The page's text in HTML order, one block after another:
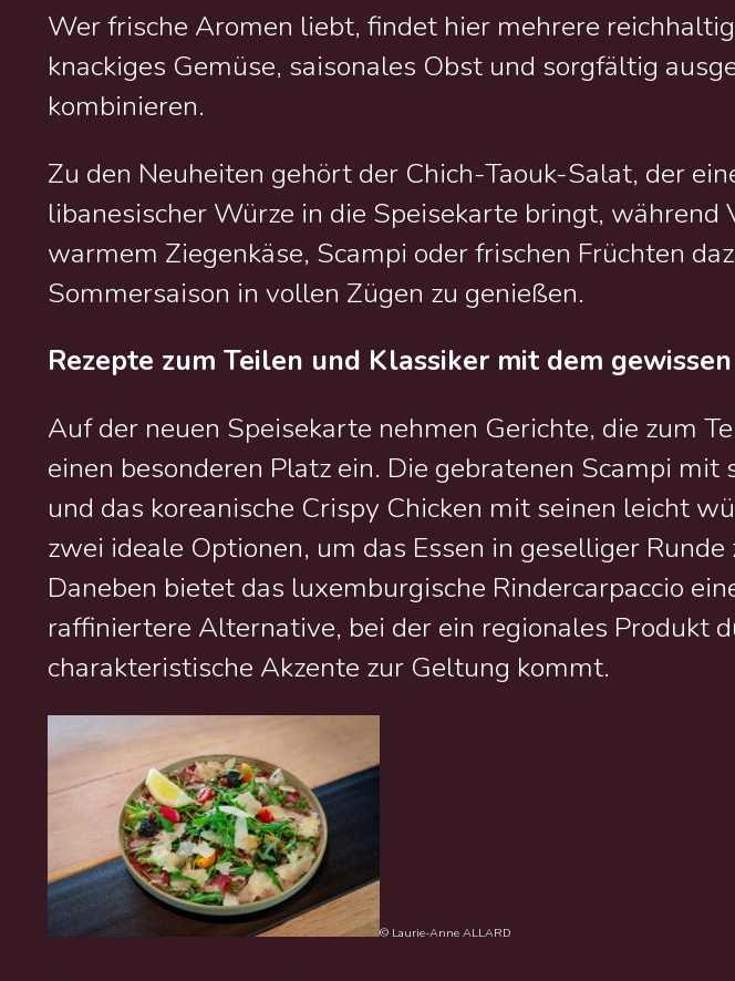
Wer frische Aromen liebt, findet hier mehrere
knackiges Gemüse, saisonales Obst und sorgfältig
kombinieren.
Zu den Neuheiten gehört der Chich-Taouk-Salat, der
libanesischer Würze in die Speisekarte bringt, während
warmem Ziegenkäse, Scampi oder frischen Früchten
Sommersaison in vollen Zügen zu genießen.
Rezepte zum Teilen und Klassiker mit dem
Auf der neuen Speisekarte nehmen Gerichte, die zum
einen besonderen Platz ein. Die gebratenen Scampi mit
und das koreanische Crispy Chicken mit seinen leicht
zwei ideale Optionen, um das Essen in geselliger Runde
Daneben bietet das luxemburgische Rindercarpaccio
raffiniertere Alternative, bei der ein regionales Produkt
charakteristische Akzente zur Geltung kommt.
© Laurie-Anne ALLARD